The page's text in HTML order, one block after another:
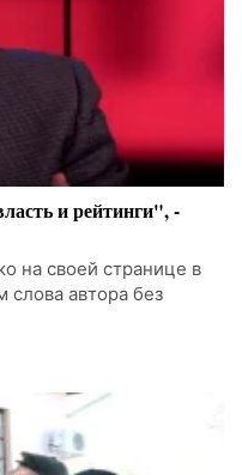
и рейтинги", -
на своей странице в
слова автора без